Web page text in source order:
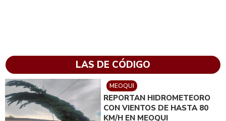
LAS DE CÓDIGO
MEOQUI
REPORTAN HIDROMETEORO
CON VIENTOS DE HASTA 80
KM/H EN MEOQUI